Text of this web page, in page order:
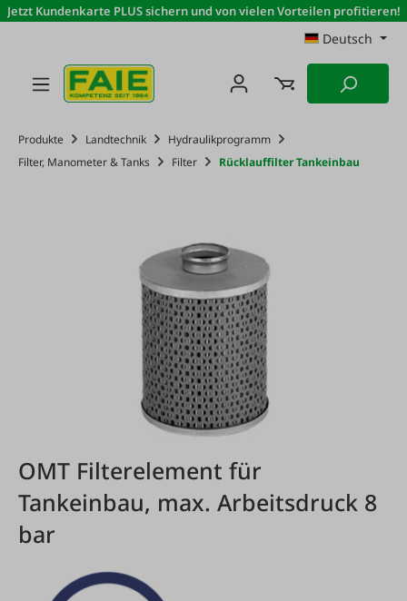
Zum Hauptinhalt springen
Jetzt Kundenkarte PLUS sichern und von vielen Vorteilen profitieren!
Deutsch
Produkte Landtechnik
Hydraulikprogramm
Filter, Manometer & Tanks
Filter Rücklauffilter Tankeinbau
OMT Filterelement für
Tankeinbau, max. Arbeitsdruck 8
bar